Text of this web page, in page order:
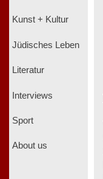
Kunst + Kultur
Jüdisches Leben
Literatur
Interviews
Sport
About us